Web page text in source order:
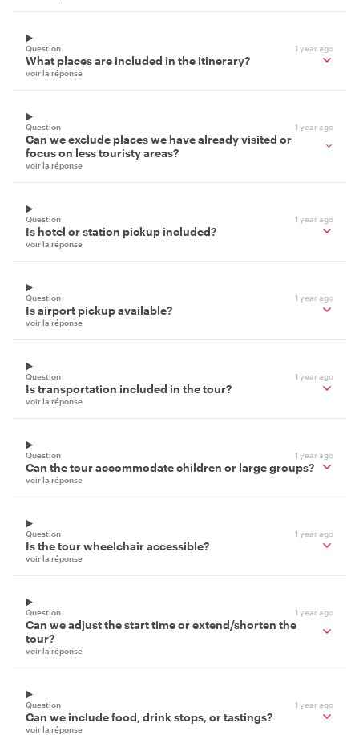
Question 1 year ago
What places are included in the itinerary?
voir la réponse
Question 1 year ago
Can we exclude places we have already visited or
focus on less touristy areas?
voir la réponse
Question 1 year ago
Is hotel or station pickup included?
voir la réponse
Question 1 year ago
Is airport pickup available?
voir la réponse
Question 1 year ago
Is transportation included in the tour?
voir la réponse
Question 1 year ago
Can the tour accommodate children or large groups?
voir la réponse
Question 1 year ago
Is the tour wheelchair accessible?
voir la réponse
Question 1 year ago
Can we adjust the start time or extend/shorten the
tour?
voir la réponse
Question 1 year ago
Can we include food, drink stops, or tastings?
voir la réponse